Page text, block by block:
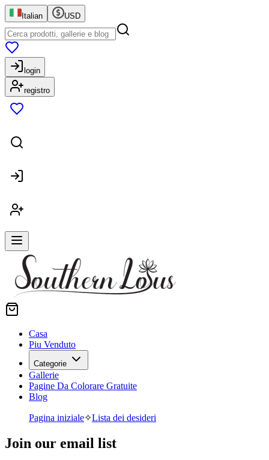
Italian USD
login
registro
Casa
Piu Venduto
Categorie
Gallerie
Pagine Da Colorare Gratuite
Blog
Pagina iniziale✧Lista dei desideri
Join our email list